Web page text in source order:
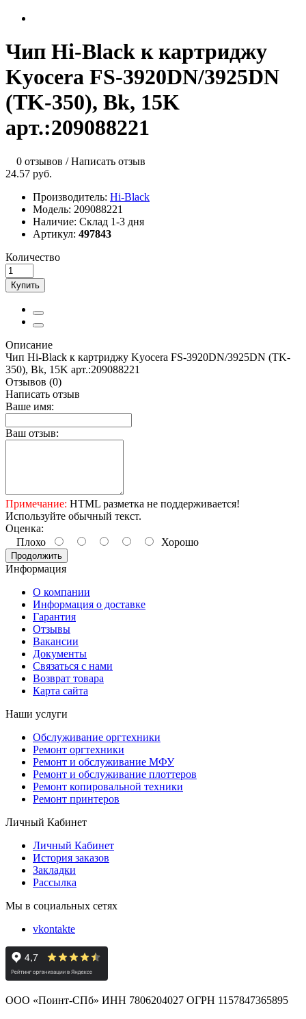
Чип Hi-Black к картриджу
Kyocera FS-3920DN/3925DN
(TK-350), Bk, 15K
арт.:209088221
0 отзывов /Написать отзыв
24.57 руб.
Производитель: Hi-Black
Модель: 209088221
Наличие: Склад 1-3 дня
Артикул: 497843
Количество
Купить
Описание
Чип Hi-Black к картриджу Kyocera FS-3920DN/3925DN (TK-
350), Bk, 15K арт.:209088221
Отзывов (0)
Написать отзыв
Ваше имя:
Ваш отзыв:
Примечание: HTML разметка не поддерживается!
Используйте обычный текст.
Оценка:
Плохо
Хорошо
Продолжить
Информация
О компании
Информация о доставке
Гарантия
Отзывы
Вакансии
Документы
Связаться с нами
Возврат товара
Карта сайта
Наши услуги
Обслуживание оргтехники
Ремонт оргтехники
Ремонт и обслуживание МФУ
Ремонт и обслуживание плоттеров
Ремонт копировальной техники
Ремонт принтеров
Личный Кабинет
Личный Кабинет
История заказов
Закладки
Рассылка
Мы в социальных сетях
vkontakte
ООО «Поинт-СПб» ИНН 7806204027 ОГРН 1157847365895